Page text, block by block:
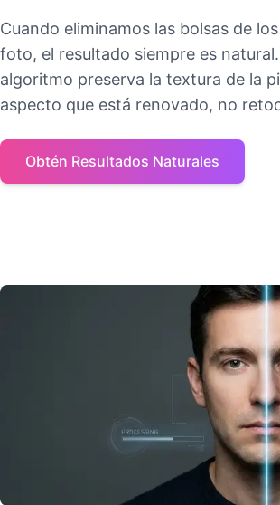
Cuando eliminamos las bolsas de
foto, el resultado siempre es
algoritmo preserva la textura de la
aspecto que está renovado, no
Obtén Resultados Naturales